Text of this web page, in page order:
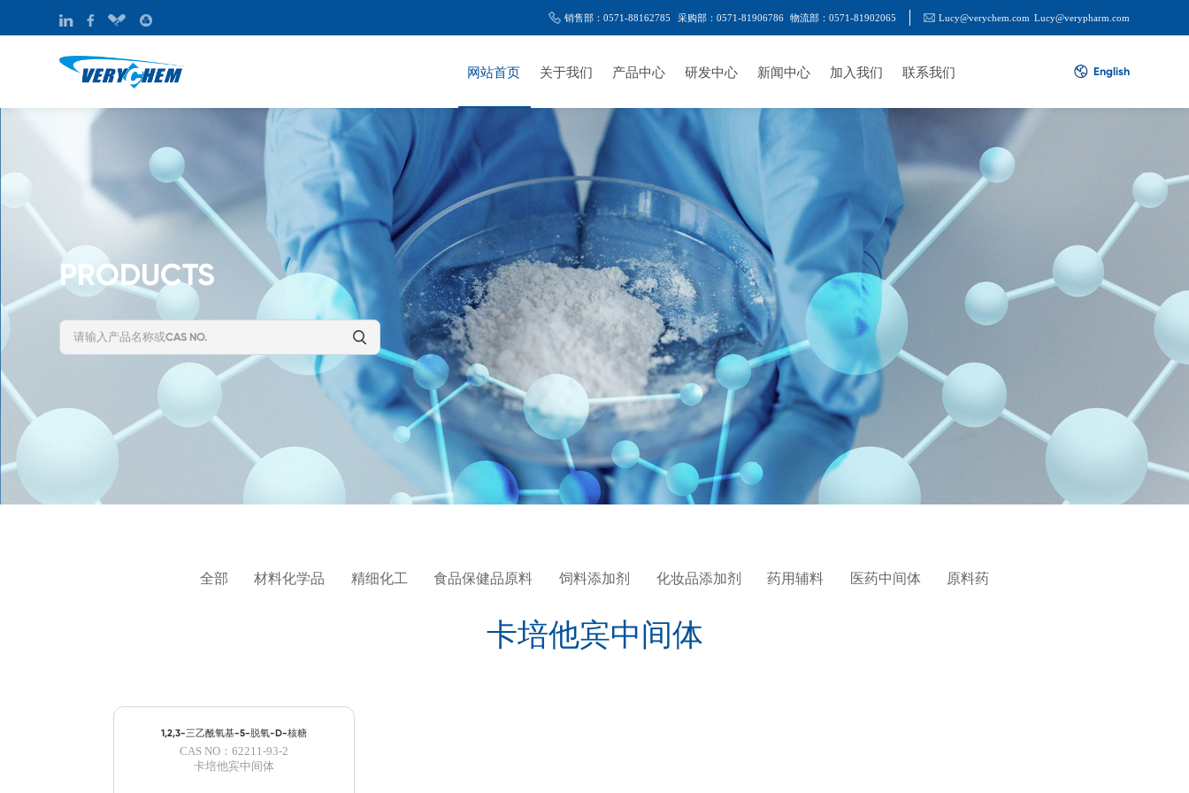
销售部：0571-88162785 采购部：0571-81906786 物流部：0571-81902065 Lucy@verychem.com Lucy@verypharm.com
网站首页 关于我们 产品中心 研发中心 新闻中心 加入我们 联系我们 English
PRODUCTS
全部 材料化学品 精细化工 食品保健品原料 饲料添加剂 化妆品添加剂 药用辅料 医药中间体 原料药
卡培他宾中间体
1,2,3-三乙酰氧基-5-脱氧-D-核糖
CAS NO：62211-93-2
卡培他宾中间体